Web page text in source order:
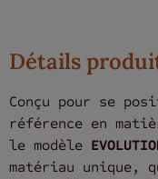
Détails
Conçu pour se
référence en
le modèle
matériau unique,